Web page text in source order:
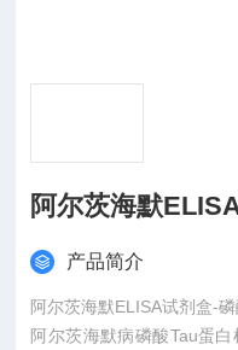
阿尔茨海默
产品简介
阿尔茨海默ELISA试剂盒-
阿尔茨海默病磷酸Tau蛋